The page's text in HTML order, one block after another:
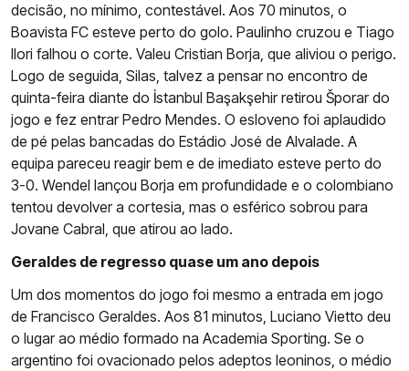
decisão, no mínimo, contestável. Aos 70 minutos, o
Boavista FC esteve perto do golo. Paulinho cruzou e Tiago
Ilori falhou o corte. Valeu Cristian Borja, que aliviou o perigo.
Logo de seguida, Silas, talvez a pensar no encontro de
quinta-feira diante do İstanbul Başakşehir retirou Šporar do
jogo e fez entrar Pedro Mendes. O esloveno foi aplaudido
de pé pelas bancadas do Estádio José de Alvalade. A
equipa pareceu reagir bem e de imediato esteve perto do
3-0. Wendel lançou Borja em profundidade e o colombiano
tentou devolver a cortesia, mas o esférico sobrou para
Jovane Cabral, que atirou ao lado.
Geraldes de regresso quase um ano depois
Um dos momentos do jogo foi mesmo a entrada em jogo
de Francisco Geraldes. Aos 81 minutos, Luciano Vietto deu
o lugar ao médio formado na Academia Sporting. Se o
argentino foi ovacionado pelos adeptos leoninos, o médio